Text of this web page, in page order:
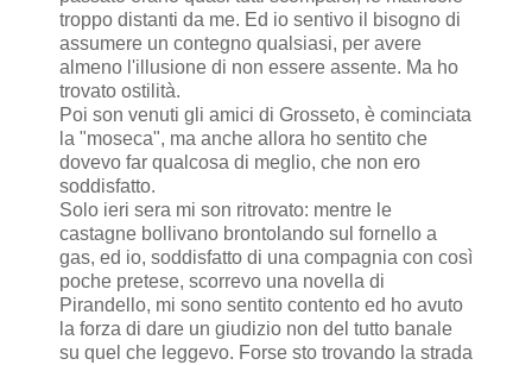
troppo distanti da me. Ed io sentivo il bisogno di
assumere un contegno qualsiasi, per avere
almeno l'illusione di non essere assente. Ma ho
trovato ostilità.
Poi son venuti gli amici di Grosseto, è cominciata
la "moseca", ma anche allora ho sentito che
dovevo far qualcosa di meglio, che non ero
soddisfatto.
Solo ieri sera mi son ritrovato: mentre le
castagne bollivano brontolando sul fornello a
gas, ed io, soddisfatto di una compagnia con così
poche pretese, scorrevo una novella di
Pirandello, mi sono sentito contento ed ho avuto
la forza di dare un giudizio non del tutto banale
su quel che leggevo. Forse sto trovando la strada